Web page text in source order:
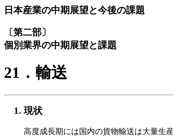
日本産業の中期展望と今後の課題
〔第二部〕
個別業界の中期展望と課題
21．輸送
現状
高度成長期には国内の貨物輸送は大量生